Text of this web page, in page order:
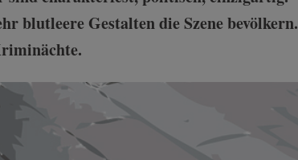
blutleere Gestalten die Szene bevölkern.